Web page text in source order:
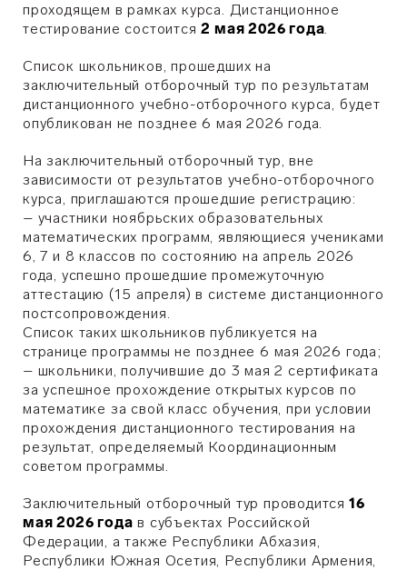
проходящем в рамках курса. Дистанционное
тестирование состоится2 мая 2026 года.
Список школьников, прошедших на
заключительный отборочный тур по результатам
дистанционного учебно-отборочного курса, будет
опубликован не позднее 6 мая 2026 года.
На заключительный отборочный тур, вне
зависимости от результатов учебно-отборочного
курса, приглашаются прошедшие регистрацию:
– участники ноябрьских образовательных
математических программ, являющиеся учениками
6, 7 и 8 классов по состоянию на апрель 2026
года, успешно прошедшие промежуточную
аттестацию (15 апреля) в системе дистанционного
постсопровождения.
Список таких школьников публикуется на
странице программы не позднее 6 мая 2026 года;
– школьники, получившие до 3 мая 2 сертификата
за успешное прохождение открытых курсов по
математике за свой класс обучения, при условии
прохождения дистанционного тестирования на
результат, определяемый Координационным
советом программы.
Заключительный отборочный тур проводится 16
мая 2026 года в субъектах Российской
Федерации, а также Республики Абхазия,
Республики Южная Осетия, Республики Армения,